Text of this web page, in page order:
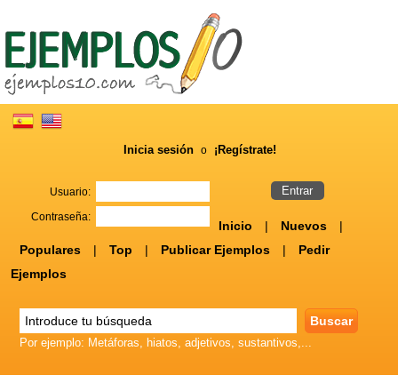
Inicia sesión o ¡Regístrate!
Usuario:
Contraseña:
Inicio | Nuevos
|
Populares
| Top | Publicar Ejemplos |
Pedir
Ejemplos
Por ejemplo: Metáforas, hiatos, adjetivos, sustantivos,...